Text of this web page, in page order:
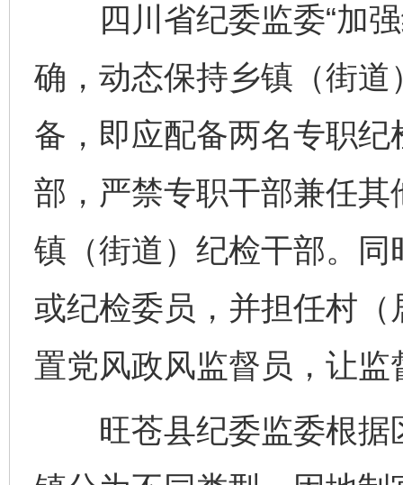
四川省纪委监委“加强
确，动态保持乡镇（街道
备，即应配备两名专职
部，严禁专职干部兼任
镇（街道）纪检干部。
或纪检委员，并担任村
置党风政风监督员，让
旺苍县纪委监委根据